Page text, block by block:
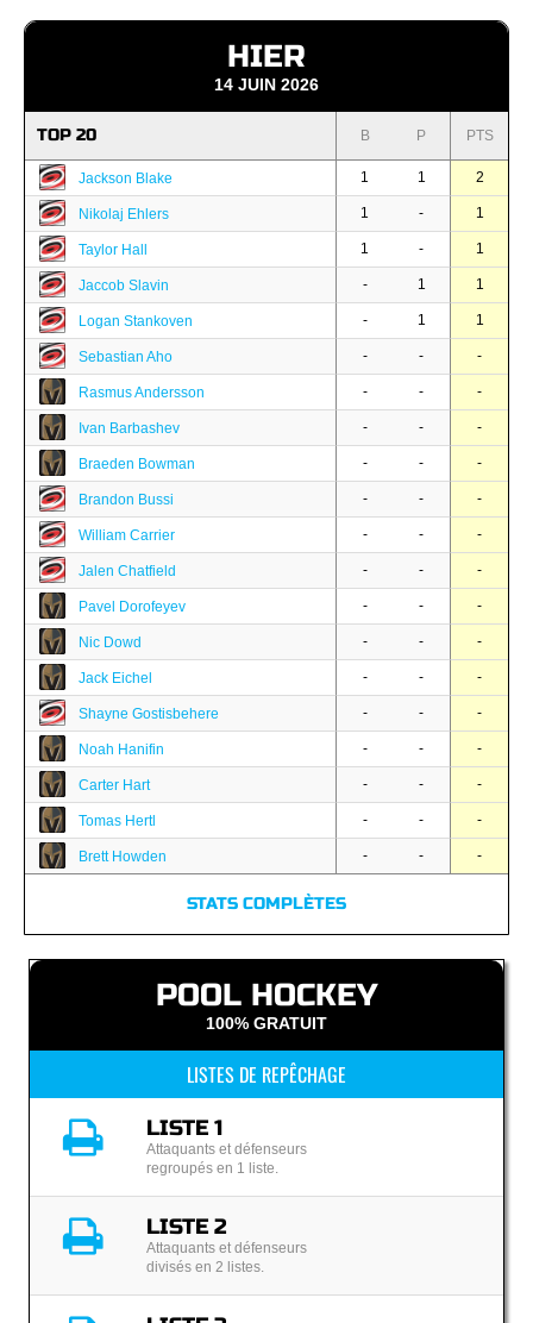
HIER
14 JUIN 2026
TOP 20 B P PTS
Jackson Blake 1 1 2
Nikolaj Ehlers 1 - 1
Taylor Hall 1 - 1
Jaccob Slavin - 1 1
Logan Stankoven - 1 1
Sebastian Aho - - -
Rasmus Andersson - - -
Ivan Barbashev - - -
Braeden Bowman - - -
Brandon Bussi - - -
William Carrier - - -
Jalen Chatfield - - -
Pavel Dorofeyev - - -
Nic Dowd - - -
Jack Eichel - - -
Shayne Gostisbehere - - -
Noah Hanifin - - -
Carter Hart - - -
Tomas Hertl - - -
Brett Howden - - -
STATS COMPLÈTES
POOL HOCKEY
100% GRATUIT
LISTES DE REPÊCHAGE
LISTE 1
Attaquants et défenseurs
regroupés en 1 liste.
LISTE 2
Attaquants et défenseurs
divisés en 2 listes.